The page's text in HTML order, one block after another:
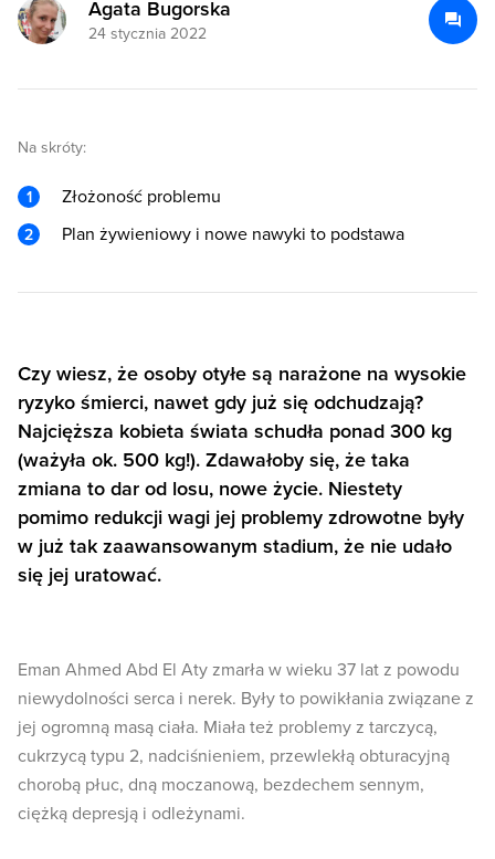
Agata Bugorska
24 stycznia 2022
Na skróty:
Złożoność problemu
Plan żywieniowy i nowe nawyki to podstawa
Czy wiesz, że osoby otyłe są narażone na wysokie
ryzyko śmierci, nawet gdy już się odchudzają?
Najcięższa kobieta świata schudła ponad 300 kg
(ważyła ok. 500 kg!). Zdawałoby się, że taka
zmiana to dar od losu, nowe życie. Niestety
pomimo redukcji wagi jej problemy zdrowotne były
w już tak zaawansowanym stadium, że nie udało
się jej uratować.
Eman Ahmed Abd El Aty zmarła w wieku 37 lat z powodu
niewydolności serca i nerek. Były to powikłania związane z
jej ogromną masą ciała. Miała też problemy z tarczycą,
cukrzycą typu 2, nadciśnieniem, przewlekłą obturacyjną
chorobą płuc, dną moczanową, bezdechem sennym,
ciężką depresją i odleżynami.